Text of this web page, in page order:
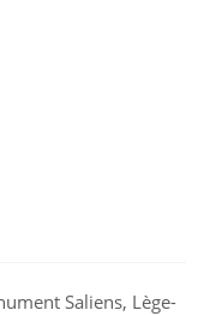
Saliens, Lège-